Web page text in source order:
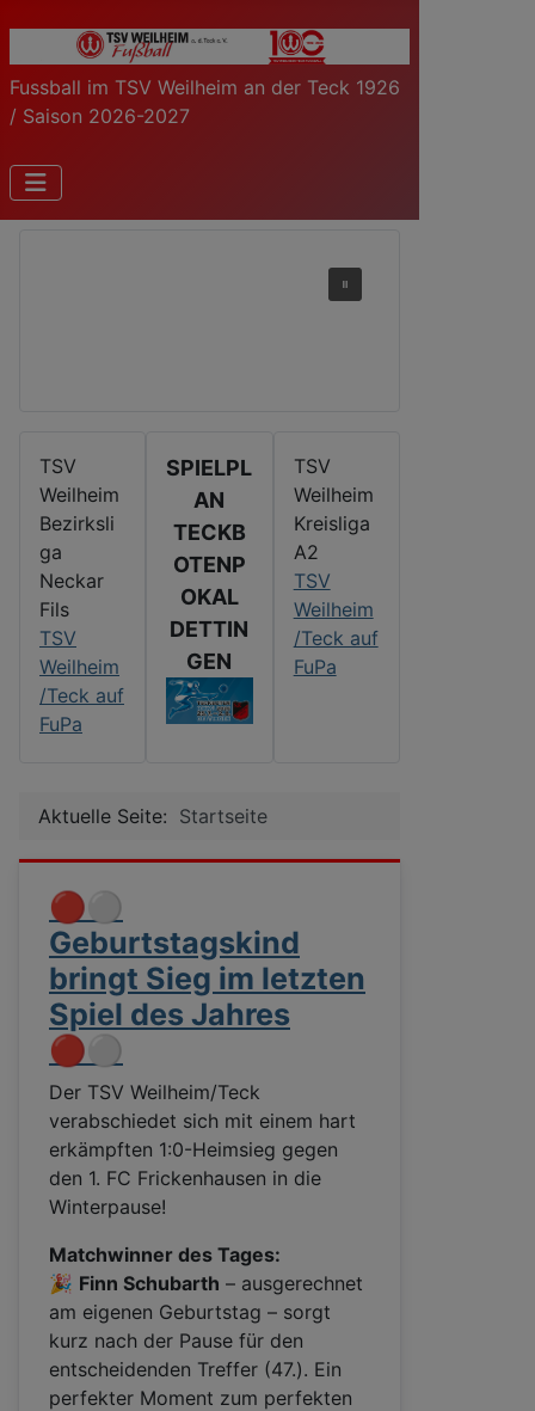
Fussball im TSV Weilheim an der Teck 1926
/ Saison 2026-2027
TSV
Weilheim
Bezirksli
ga
Neckar
Fils
TSV
Weilheim
/Teck auf
FuPa
SPIELPL
AN
TECKB
OTENP
OKAL
DETTIN
GEN
TSV
Weilheim
Kreisliga
A2
TSV
Weilheim
/Teck auf
FuPa
Aktuelle Seite: Startseite
🔴⚪
Geburtstagskind
bringt Sieg im letzten
Spiel des Jahres
🔴⚪
Der TSV Weilheim/Teck
verabschiedet sich mit einem hart
erkämpften 1:0-Heimsieg gegen
den 1. FC Frickenhausen in die
Winterpause!
Matchwinner des Tages:
🎉 Finn Schubarth – ausgerechnet
am eigenen Geburtstag – sorgt
kurz nach der Pause für den
entscheidenden Treffer (47.). Ein
perfekter Moment zum perfekten